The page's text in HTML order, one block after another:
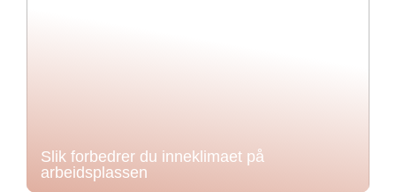
Slik forbedrer du inneklimaet på
arbeidsplassen